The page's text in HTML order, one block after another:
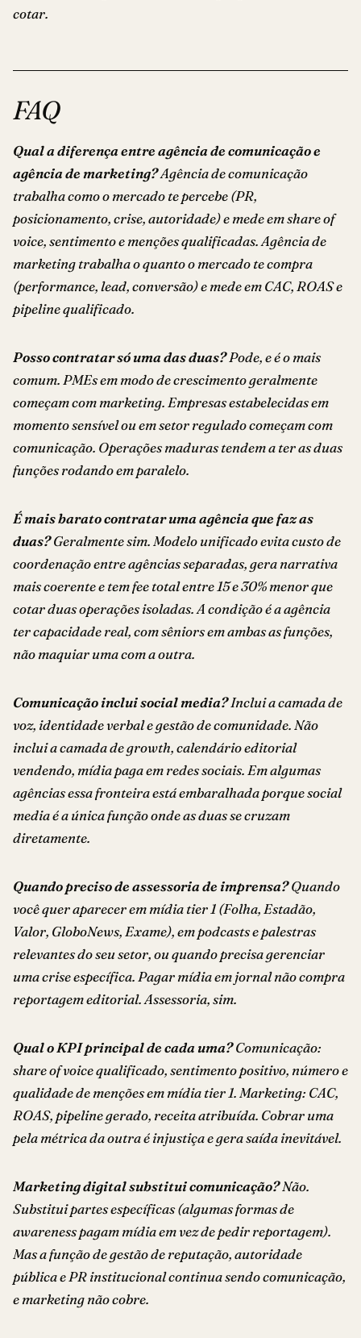
cotar.
FAQ
Qual a diferença entre agência de comunicação e
agência de marketing?Agência de comunicação
trabalha como o mercado te percebe (PR,
posicionamento, crise, autoridade) e mede em share of
voice, sentimento e menções qualificadas. Agência de
marketing trabalha o quanto o mercado te compra
(performance, lead, conversão) e mede em CAC, ROAS e
pipeline qualificado.
Posso contratar só uma das duas?Pode, e é o mais
comum. PMEs em modo de crescimento geralmente
começam com marketing. Empresas estabelecidas em
momento sensível ou em setor regulado começam com
comunicação. Operações maduras tendem a ter as duas
funções rodando em paralelo.
É mais barato contratar uma agência que faz as
duas?Geralmente sim. Modelo unificado evita custo de
coordenação entre agências separadas, gera narrativa
mais coerente e tem fee total entre 15 e 30% menor que
cotar duas operações isoladas. A condição é a agência
ter capacidade real, com sêniors em ambas as funções,
não maquiar uma com a outra.
Comunicação inclui social media?Inclui a camada de
voz, identidade verbal e gestão de comunidade. Não
inclui a camada de growth, calendário editorial
vendendo, mídia paga em redes sociais. Em algumas
agências essa fronteira está embaralhada porque social
media é a única função onde as duas se cruzam
diretamente.
Quando preciso de assessoria de imprensa?Quando
você quer aparecer em mídia tier 1 (Folha, Estadão,
Valor, GloboNews, Exame), em podcasts e palestras
relevantes do seu setor, ou quando precisa gerenciar
uma crise específica. Pagar mídia em jornal não compra
reportagem editorial. Assessoria, sim.
Qual o KPI principal de cada uma?Comunicação:
share of voice qualificado, sentimento positivo, número e
qualidade de menções em mídia tier 1. Marketing: CAC,
ROAS, pipeline gerado, receita atribuída. Cobrar uma
pela métrica da outra é injustiça e gera saída inevitável.
Marketing digital substitui comunicação?Não.
Substitui partes específicas (algumas formas de
awareness pagam mídia em vez de pedir reportagem).
Mas a função de gestão de reputação, autoridade
pública e PR institucional continua sendo comunicação,
e marketing não cobre.